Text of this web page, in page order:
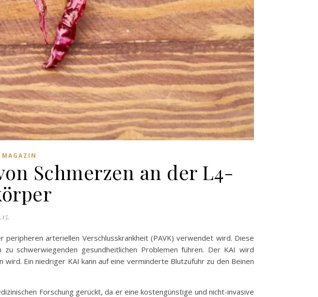
MAGAZIN
Schmerzen an der L4-
arteriellen Verschlusskrankheit (PAVK) verwendet wird. Diese
schwerwiegenden gesundheitlichen Problemen führen. Der KAI wird
Ein niedriger KAI kann auf eine verminderte Blutzufuhr zu den Beinen
Forschung gerückt, da er eine kostengünstige und nicht-invasive